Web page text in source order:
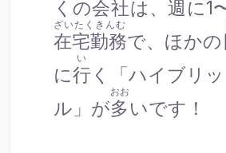
くの会社は、 週 に1
在宅勤務
ざいたくきんむ
で、ほかの
に行
い
く「ハイブリ
ル」が多
おお
いです！